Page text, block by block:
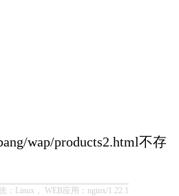
wap/products2.html不存
：Linux， WEB应用：nginx/1.22.1